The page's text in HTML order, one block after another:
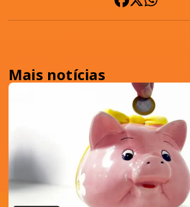
Mais notícias